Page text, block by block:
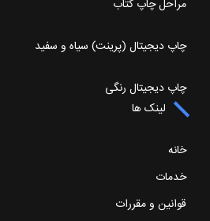
مراحل چاپ کتاب
چاپ دیجیتال (پرینت) سیاه و سفید
چاپ دیجیتال رنگی
لینک ها
خانه
خدمات
قوانین و مقررات